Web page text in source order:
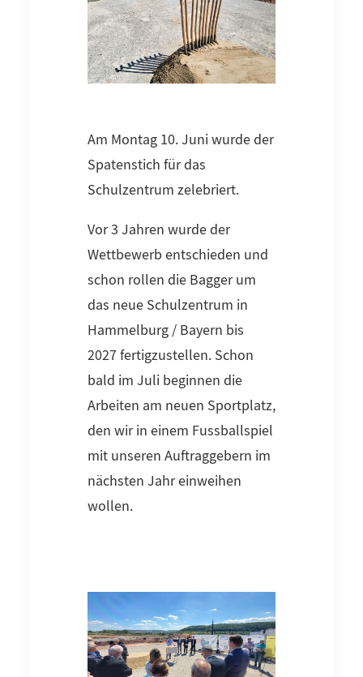
Am Montag 10. Juni wurde der
Spatenstich für das
Schulzentrum zelebriert.
Vor 3 Jahren wurde der
Wettbewerb entschieden und
schon rollen die Bagger um
das neue Schulzentrum in
Hammelburg / Bayern bis
2027 fertigzustellen. Schon
bald im Juli beginnen die
Arbeiten am neuen Sportplatz,
den wir in einem Fussballspiel
mit unseren Auftraggebern im
nächsten Jahr einweihen
wollen.